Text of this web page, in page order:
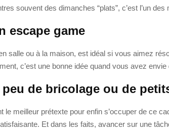
souvent des dimanches “plats”, c’est l’un
escape game
salle ou à la maison, est idéal si vous aimez
c’est une bonne idée quand vous avez
de bricolage ou de
le meilleur prétexte pour enfin s’occuper de ce
Et dans les faits, avancer sur une